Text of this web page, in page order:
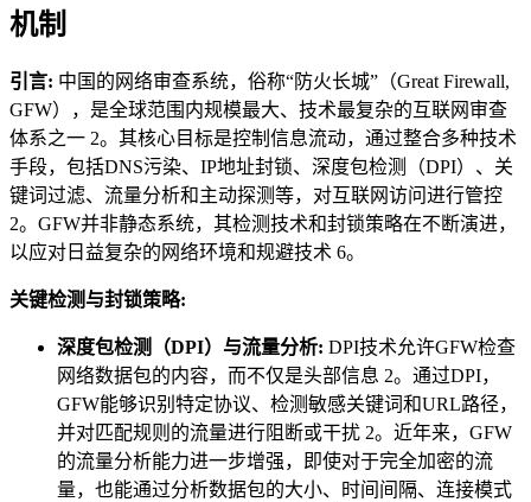
机制
引言: 中国的网络审查系统，俗称“防火长城”（Great Firewall,
GFW），是全球范围内规模最大、技术最复杂的互联网审查
体系之一 2。其核心目标是控制信息流动，通过整合多种技术
手段，包括DNS污染、IP地址封锁、深度包检测（DPI）、关
键词过滤、流量分析和主动探测等，对互联网访问进行管控
2。GFW并非静态系统，其检测技术和封锁策略在不断演进，
以应对日益复杂的网络环境和规避技术 6。
关键检测与封锁策略:
深度包检测（DPI）与流量分析: DPI技术允许GFW检查
网络数据包的内容，而不仅是头部信息 2。通过DPI，
GFW能够识别特定协议、检测敏感关键词和URL路径，
并对匹配规则的流量进行阻断或干扰 2。近年来，GFW
的流量分析能力进一步增强，即使对于完全加密的流
量，也能通过分析数据包的大小、时间间隔、连接模式